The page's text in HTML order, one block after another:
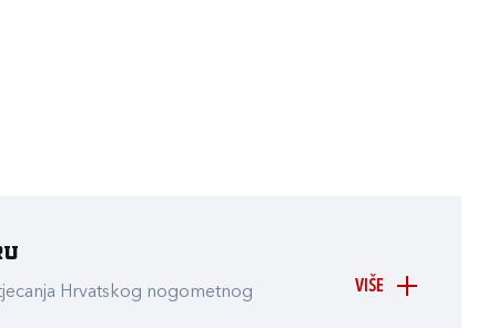
VIŠE
Hrvatskog nogometnog